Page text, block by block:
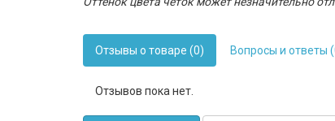
Отзывы о товаре (0) Вопросы и ответы
Отзывов пока нет.